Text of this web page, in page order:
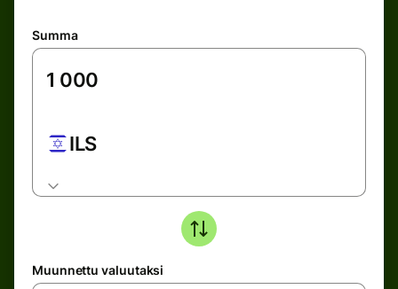
Summa
ILS
Muunnettu valuutaksi